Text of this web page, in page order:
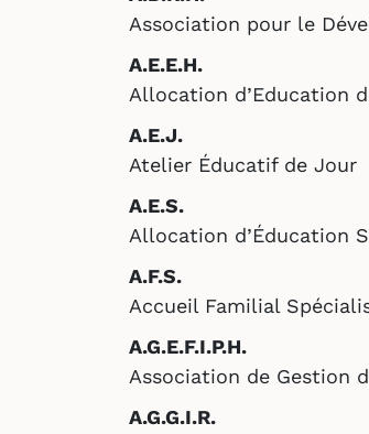
Association pour le
A.E.E.H.
Allocation d’Education
A.E.J.
Atelier Éducatif de Jour
A.E.S.
Allocation d’Éducation
A.F.S.
Accueil Familial
A.G.E.F.I.P.H.
Association de Gestion
A.G.G.I.R.